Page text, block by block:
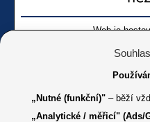
Web je
„Nutné (funkční)" – běží
„Analytické / měřicí" (Ads/